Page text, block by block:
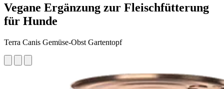
Vegane Ergänzung zur Fleischfütterung
für Hunde
Terra Canis Gemüse-Obst Gartentopf